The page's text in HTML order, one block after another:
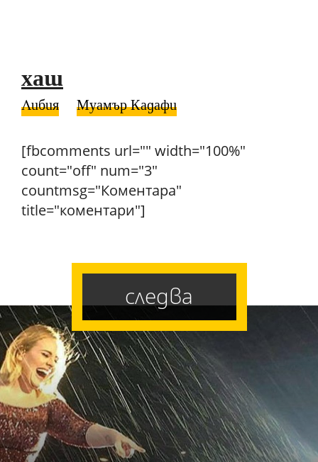
хаш
Либия Муамър Кадафи
[fbcomments url="" width="100%"
count="off" num="3"
countmsg="Коментара"
title="коментари"]
следва